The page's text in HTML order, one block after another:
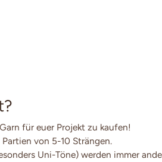
für euer Projekt zu kaufen!
von 5-10 Strängen.
Uni-Töne) werden immer